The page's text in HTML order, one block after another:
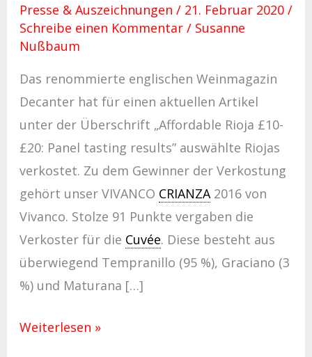
Presse & Auszeichnungen / 21. Februar 2020 /
Schreibe einen Kommentar / Susanne
Nußbaum
Das renommierte englischen Weinmagazin
Decanter hat für einen aktuellen Artikel
unter der Überschrift „Affordable Rioja £10-
£20: Panel tasting results” auswählte Riojas
verkostet. Zu dem Gewinner der Verkostung
gehört unser VIVANCO CRIANZA2016 von
Vivanco. Stolze 91 Punkte vergaben die
Verkoster für die Cuvée. Diese besteht aus
überwiegend Tempranillo (95 %), Graciano (3
%) und Maturana […]
Weiterlesen »